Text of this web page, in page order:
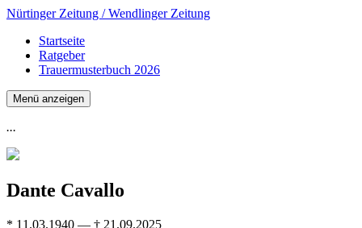
Nürtinger Zeitung / Wendlinger Zeitung
Startseite
Ratgeber
Trauermusterbuch 2026
Menü anzeigen
...
Dante Cavallo
* 11.03.1940 — † 21.09.2025